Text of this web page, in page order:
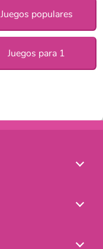
Juegos populares
Juegos para 1